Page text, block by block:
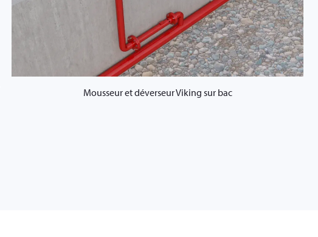
Mousseur et déverseur Viking sur bac